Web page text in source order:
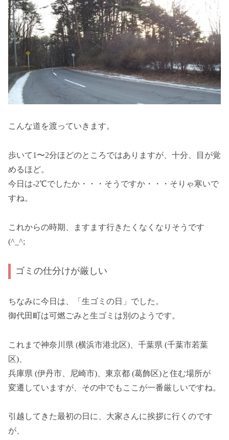
こんな道を渡っていきます。
歩いて1〜2分ほどのところではありますが、十分、目が覚
めるほど。
今日は-2℃でしたか・・・そうですか・・・そりゃ寒いで
すね。
これからの時期、ますます行きたくなくなりそうです
(^_^;
ゴミの仕分けが厳しい
ちなみに今日は、「生ゴミの日」でした。
御代田町は可燃ごみと生ゴミは別のようです。
これまで神奈川県 (横浜市港北区)、千葉県 (千葉市若葉
区)、
兵庫県 (伊丹市、尼崎市)、東京都 (葛飾区)と住む場所が
変遷していますが、その中でもここが一番厳しいですね。
引越してきた最初の日に、大家さんに挨拶に行くのです
が、